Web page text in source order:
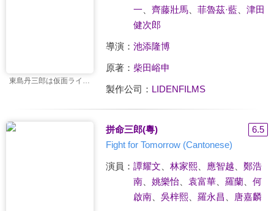
東島丹三郎は仮面ライダーになりたい
一
齊藤壯馬、 菲魯茲·藍、 津田
健次郎
導演： 池添隆博
原著： 柴田峪申
製作公司： LIDENFILMS
拼命三郎(粵)
6.5
Fight for Tomorrow (Cantonese)
演員： 譚耀文 林家熙、 應智越
鄭浩
南、 姚樂怡、 袁富華、 羅蘭、 何
啟南、 吳梓熙、 羅永昌 唐嘉麟